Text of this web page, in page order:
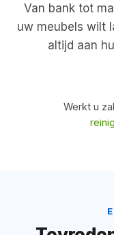
Van bank tot
uw meubels wilt
altijd aan
Bank laten
Stoffen & leren
Werkt u